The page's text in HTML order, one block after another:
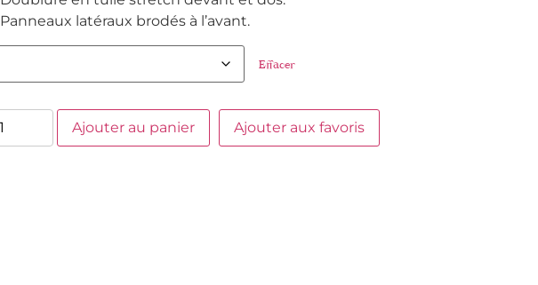
Panneaux latéraux brodés à l’avant.
Effacer
Ajouter au panier Ajouter aux favoris